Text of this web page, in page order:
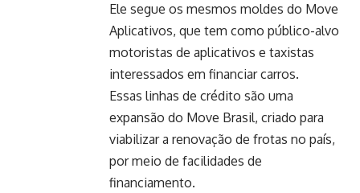
Ele segue os mesmos moldes do Move
Aplicativos, que tem como público-alvo
motoristas de aplicativos e taxistas
interessados em financiar carros.
Essas linhas de crédito são uma
expansão do Move Brasil, criado para
viabilizar a renovação de frotas no país,
por meio de facilidades de
financiamento.